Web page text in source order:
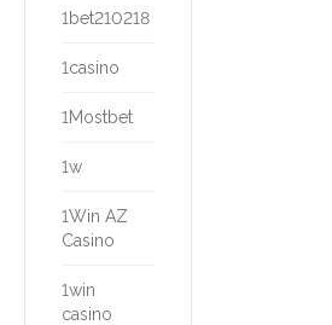
1bet210218
1casino
1Mostbet
1w
1Win AZ
Casino
1win
casino